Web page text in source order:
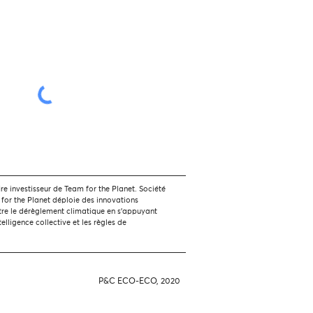
investisseur de Team for the Planet. Société
the Planet déploie des innovations
le dérèglement climatique en s'appuyant
collective et les règles de
P&C ECO-ECO, 2020